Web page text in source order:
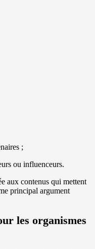
;
ou influenceurs.
aux contenus qui mettent
principal argument
les organismes